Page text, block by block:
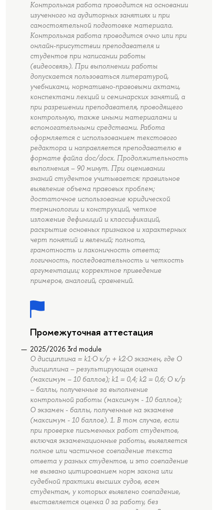
Контрольная работа проводится на основании
изученного на аудиторных занятиях и при
самостоятельной подготовке материала.
Контрольная работа проводится очно или при
онлайн-присутствии преподавателя и
студентов при написании работы
(видеосвязь). При выполнении работы
допускается пользоваться литературой,
учебниками, нормативно-правовыми актами,
конспектами лекций и семинарских занятий, а
при разрешении преподавателя, проводящего
контрольную, также иными материалами и
вспомогательными средствами. Работа
оформляется с использованием текстового
редактора и направляется преподавателю в
формате файла doc/docx. Продолжительность
выполнения – 90 минут. При оценивании
знаний студентов учитывается: правильное
выявление объема правовых проблем;
достаточное использование юридической
терминологии и конструкций, четкое
изложение дефиниций и классификаций,
раскрытие основных признаков и характерных
черт понятий и явлений; полнота,
грамотность и лаконичность ответа;
логичность, последовательность и четкость
аргументации; корректное приведение
примеров, аналогий, сравнений.
Промежуточная аттестация
2025/2026 3rd module
О дисциплина = k1·О к/р + k2·О экзамен, где О
дисциплина – результирующая оценка
(максимум – 10 баллов); k1 = 0,4; k2 = 0,6; О к/р
– баллы, полученные за выполнение
контрольной работы (максимум - 10 баллов);
О экзамен - баллы, полученные на экзамене
(максимум - 10 баллов). 1. В том случае, если
при проверке письменных работ студентов,
включая экзаменационные работы, выявляется
полное или частичное совпадение текста
ответа у разных студентов, и это совпадение
не вызвано цитированием норм закона или
судебной практики высших судов, всем
студентам, у которых выявлено совпадение,
выставляется оценка 0 за работу, без